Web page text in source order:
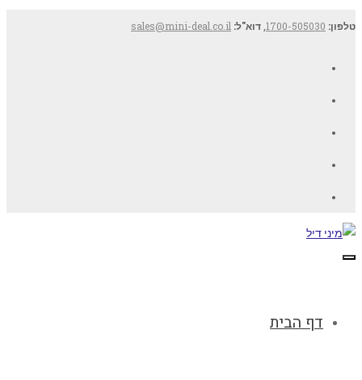
טלפון: 1700-505030 דוא"ל: sales@mini-deal.co.il
תפריט
דף הבית